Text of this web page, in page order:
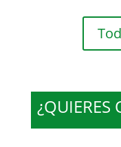
¿QUIERES